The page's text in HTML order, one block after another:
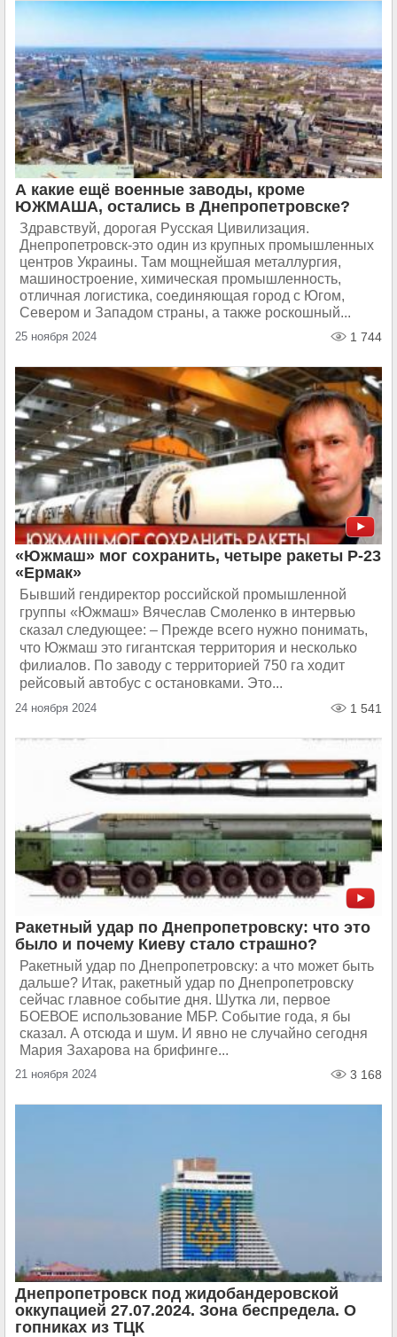
А какие ещё военные заводы, кроме
ЮЖМАША, остались в Днепропетровске?
Здравствуй, дорогая Русская Цивилизация.
Днепропетровск-это один из крупных промышленных
центров Украины. Там мощнейшая металлургия,
машиностроение, химическая промышленность,
отличная логистика, соединяющая город с Югом,
Севером и Западом страны, а также роскошный...
25 ноября 2024 1 744
«Южмаш» мог сохранить, четыре ракеты Р-23
«Ермак»
Бывший гендиректор российской промышленной
группы «Южмаш» Вячеслав Смоленко в интервью
сказал следующее: – Прежде всего нужно понимать,
что Южмаш это гигантская территория и несколько
филиалов. По заводу с территорией 750 га ходит
рейсовый автобус с остановками. Это...
24 ноября 2024 1 541
Ракетный удар по Днепропетровску: что это
было и почему Киеву стало страшно?
Ракетный удар по Днепропетровску: а что может быть
дальше? Итак, ракетный удар по Днепропетровску
сейчас главное событие дня. Шутка ли, первое
БОЕВОЕ использование МБР. Событие года, я бы
сказал. А отсюда и шум. И явно не случайно сегодня
Мария Захарова на брифинге...
21 ноября 2024 3 168
Днепропетровск под жидобандеровской
оккупацией 27.07.2024. Зона беспредела. О
гопниках из ТЦК